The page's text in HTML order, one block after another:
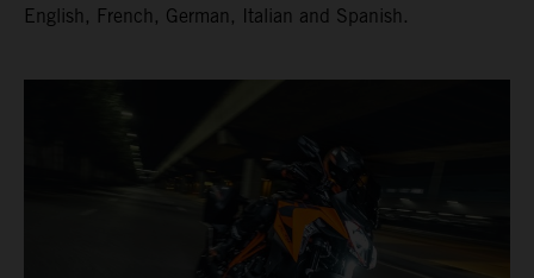
English, French, German, Italian and Spanish.